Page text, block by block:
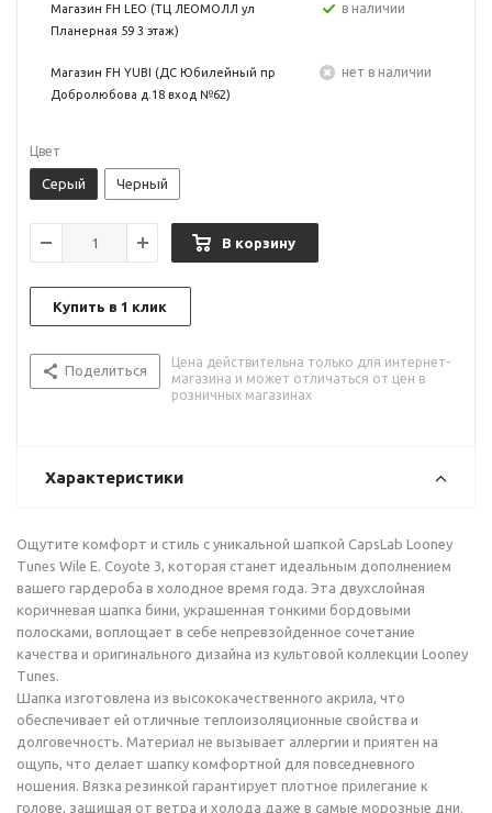
Магазин FH LEO (ТЦ ЛЕОМОЛЛ ул
Планерная 59 3 этаж)
в наличии
Магазин FH YUBI (ДС Юбилейный пр
Добролюбова д.18 вход №62)
Нет в наличии
Цвет
Серый Черный
В корзину
Купить в 1 клик
Поделиться
Цена действительна только для интернет-
магазина и может отличаться от цен в
розничных магазинах
Характеристики
Ощутите комфорт и стиль с уникальной шапкой CapsLab Looney
Tunes Wile E. Coyote 3, которая станет идеальным дополнением
вашего гардероба в холодное время года. Эта двухслойная
коричневая шапка бини, украшенная тонкими бордовыми
полосками, воплощает в себе непревзойденное сочетание
качества и оригинального дизайна из культовой коллекции Looney
Tunes.
Шапка изготовлена из высококачественного акрила, что
обеспечивает ей отличные теплоизоляционные свойства и
долговечность. Материал не вызывает аллергии и приятен на
ощупь, что делает шапку комфортной для повседневного
ношения. Вязка резинкой гарантирует плотное прилегание к
голове, защищая от ветра и холода даже в самые морозные дни.